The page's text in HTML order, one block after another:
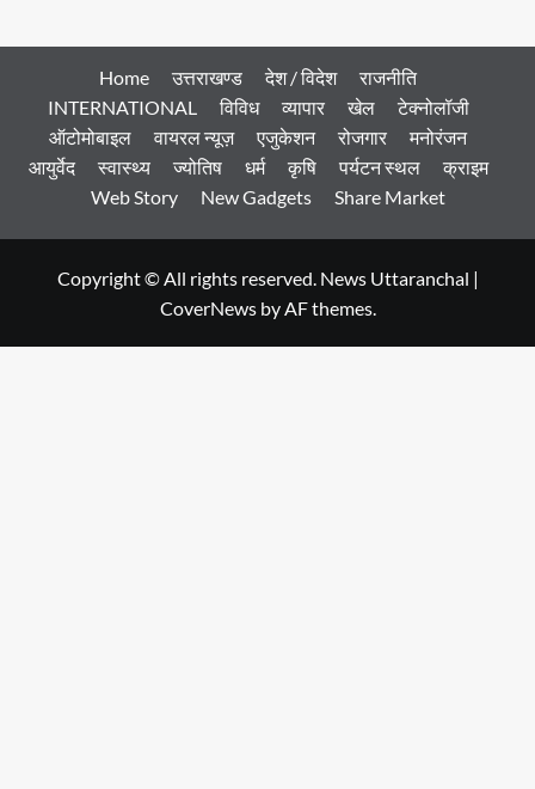
Home उत्तराखण्ड देश / विदेश
राजनीति
INTERNATIONAL
विविध व्यापार खेल
टेक्नोलॉजी
ऑटोमोबाइल
वायरल न्यूज़ एजुकेशन रोजगार
मनोरंजन
आयुर्वेद
स्वास्थ्य ज्योतिष धर्म कृषि पर्यटन स्थल
क्राइम
Web Story
New Gadgets Share Market
Copyright © All rights reserved. News Uttaranchal |
CoverNewsby AF themes.